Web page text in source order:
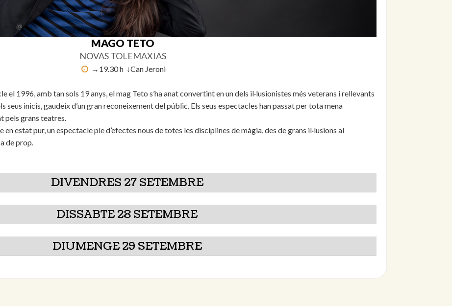
MAGO TETO
NOVAS TOLEMAXIAS
→19.30 h ↓Can Jeroni
el 1996, amb tan sols 19 anys, el mag Teto s’ha anat convertint en un dels il·lusionistes més veterans i rellevants
seus inicis, gaudeix d’un gran reconeixement del públic. Els seus espectacles han passat per tota mena
pels grans teatres.
estat pur, un espectacle ple d’efectes nous de totes les disciplines de màgia, des de grans il·lusions al
de prop.
DIVENDRES 27 SETEMBRE
DISSABTE 28 SETEMBRE
DIUMENGE 29 SETEMBRE